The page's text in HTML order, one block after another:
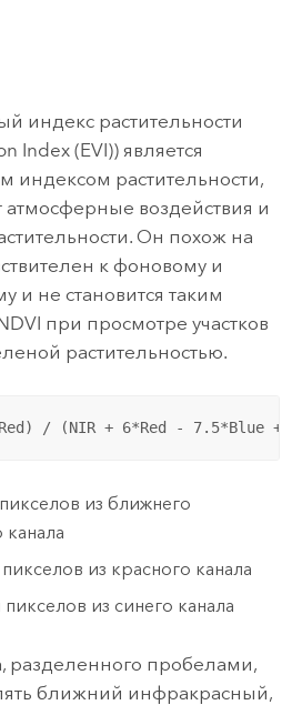
индекс растительности
Index (EVI)) является
индексом растительности,
атмосферные воздействия и
Он похож на
к фоновому и
и не становится таким
при просмотре участков
растительностью.
/ (NIR + 6*Red - 7.5*Blue +
из ближнего
из красного канала
пикселов из синего канала
пробелами,
ближний инфракрасный,